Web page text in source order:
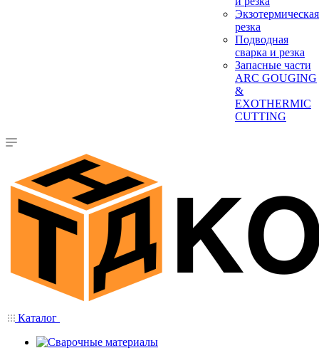
Экзотермическая
резка
Подводная
сварка и резка
Запасные части
ARC GOUGING
&
EXOTHERMIC
CUTTING
Каталог